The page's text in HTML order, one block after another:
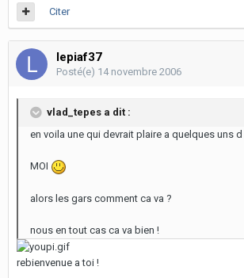
Citer
lepiaf37
Posté(e) 14 novembre 2006
vlad_tepes a dit :
en voila une qui devrait plaire a quelques uns
MOI
alors les gars comment ca va ?
nous en tout cas ca va bien !
rebienvenue a toi !